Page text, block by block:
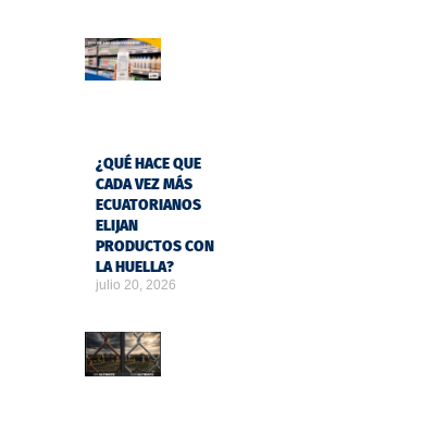
¿QUÉ HACE QUE
CADA VEZ MÁS
ECUATORIANOS
ELIJAN
PRODUCTOS CON
LA HUELLA?
julio 20, 2026